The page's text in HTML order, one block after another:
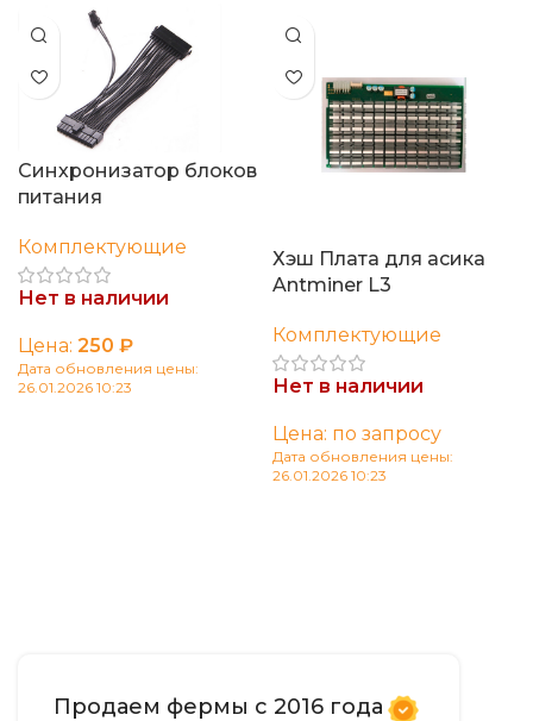
Синхронизатор блоков
питания
Комплектующие
Нет в наличии
Цена: 250 ₽
Дата обновления цены:
26.01.2026 10:23
Хэш Плата для асика
Antminer L3
Комплектующие
Нет в наличии
Цена: по запросу
Дата обновления цены:
26.01.2026 10:23
Продаем фермы с 2016 года